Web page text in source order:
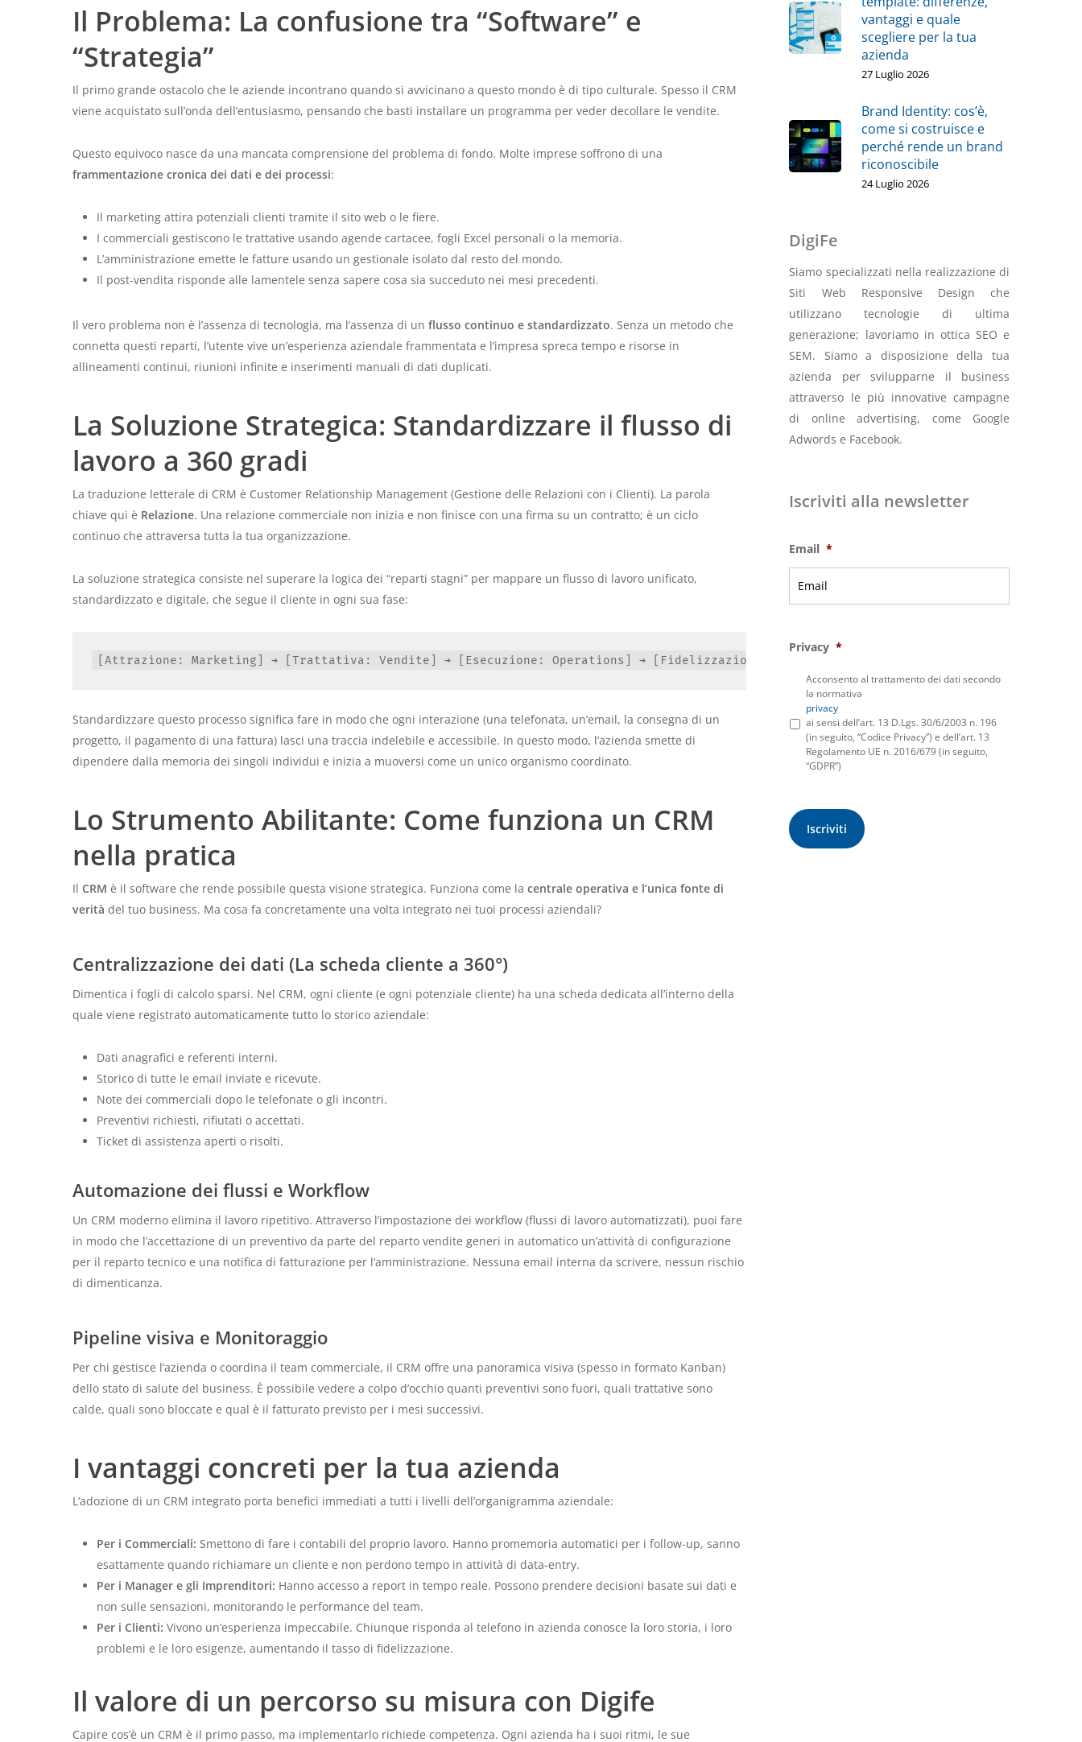
Il Problema: La confusione tra “Software” e
“Strategia”
Il primo grande ostacolo che le aziende incontrano quando si avvicinano a questo mondo è di tipo culturale. Spesso il CRM
viene acquistato sull’onda dell’entusiasmo, pensando che basti installare un programma per veder decollare le vendite.
Questo equivoco nasce da una mancata comprensione del problema di fondo. Molte imprese soffrono di una
frammentazione cronica dei dati e dei processi:
Il marketing attira potenziali clienti tramite il sito web o le fiere.
I commerciali gestiscono le trattative usando agende cartacee, fogli Excel personali o la memoria.
L’amministrazione emette le fatture usando un gestionale isolato dal resto del mondo.
Il post-vendita risponde alle lamentele senza sapere cosa sia succeduto nei mesi precedenti.
Il vero problema non è l’assenza di tecnologia, ma l’assenza di un flusso continuo e standardizzato. Senza un metodo che
connetta questi reparti, l’utente vive un’esperienza aziendale frammentata e l’impresa spreca tempo e risorse in
allineamenti continui, riunioni infinite e inserimenti manuali di dati duplicati.
La Soluzione Strategica: Standardizzare il flusso di
lavoro a 360 gradi
La traduzione letterale di CRM è Customer Relationship Management (Gestione delle Relazioni con i Clienti). La parola
chiave qui è Relazione. Una relazione commerciale non inizia e non finisce con una firma su un contratto; è un ciclo
continuo che attraversa tutta la tua organizzazione.
La soluzione strategica consiste nel superare la logica dei “reparti stagni” per mappare un flusso di lavoro unificato,
standardizzato e digitale, che segue il cliente in ogni sua fase:
Standardizzare questo processo significa fare in modo che ogni interazione (una telefonata, un’email, la consegna di un
progetto, il pagamento di una fattura) lasci una traccia indelebile e accessibile. In questo modo, l’azienda smette di
dipendere dalla memoria dei singoli individui e inizia a muoversi come un unico organismo coordinato.
Lo Strumento Abilitante: Come funziona un CRM
nella pratica
Il CRM è il software che rende possibile questa visione strategica. Funziona come la centrale operativa e l’unica fonte di
verità del tuo business. Ma cosa fa concretamente una volta integrato nei tuoi processi aziendali?
Centralizzazione dei dati (La scheda cliente a 360°)
Dimentica i fogli di calcolo sparsi. Nel CRM, ogni cliente (e ogni potenziale cliente) ha una scheda dedicata all’interno della
quale viene registrato automaticamente tutto lo storico aziendale:
Dati anagrafici e referenti interni.
Storico di tutte le email inviate e ricevute.
Note dei commerciali dopo le telefonate o gli incontri.
Preventivi richiesti, rifiutati o accettati.
Ticket di assistenza aperti o risolti.
Automazione dei flussi e Workflow
Un CRM moderno elimina il lavoro ripetitivo. Attraverso l’impostazione dei workflow (flussi di lavoro automatizzati), puoi fare
in modo che l’accettazione di un preventivo da parte del reparto vendite generi in automatico un’attività di configurazione
per il reparto tecnico e una notifica di fatturazione per l’amministrazione. Nessuna email interna da scrivere, nessun rischio
di dimenticanza.
Pipeline visiva e Monitoraggio
Per chi gestisce l’azienda o coordina il team commerciale, il CRM offre una panoramica visiva (spesso in formato Kanban)
dello stato di salute del business. È possibile vedere a colpo d’occhio quanti preventivi sono fuori, quali trattative sono
calde, quali sono bloccate e qual è il fatturato previsto per i mesi successivi.
I vantaggi concreti per la tua azienda
L’adozione di un CRM integrato porta benefici immediati a tutti i livelli dell’organigramma aziendale:
Per i Commerciali: Smettono di fare i contabili del proprio lavoro. Hanno promemoria automatici per i follow-up, sanno
esattamente quando richiamare un cliente e non perdono tempo in attività di data-entry.
Per i Manager e gli Imprenditori: Hanno accesso a report in tempo reale. Possono prendere decisioni basate sui dati e
non sulle sensazioni, monitorando le performance del team.
Per i Clienti: Vivono un’esperienza impeccabile. Chiunque risponda al telefono in azienda conosce la loro storia, i loro
problemi e le loro esigenze, aumentando il tasso di fidelizzazione.
Il valore di un percorso su misura con Digife
Capire cos’è un CRM è il primo passo, ma implementarlo richiede competenza. Ogni azienda ha i suoi ritmi, le sue
vantaggi e quale
scegliere per la tua
azienda
27 Luglio 2026
Brand Identity: cos’è,
come si costruisce e
perché rende un brand
riconoscibile
24 Luglio 2026
DigiFe
Siamo specializzati nella realizzazione di
Siti Web Responsive Design che
utilizzano tecnologie di ultima
generazione; lavoriamo in ottica SEO e
SEM. Siamo a disposizione della tua
azienda per svilupparne il business
attraverso le più innovative campagne
di online advertising, come Google
Adwords e Facebook.
Iscriviti alla newsletter
Email *
Privacy *
Acconsento al trattamento dei dati secondo
la normativa
privacy
ai sensi dell’art. 13 D.Lgs. 30/6/2003 n. 196
(in seguito, “Codice Privacy”) e dell’art. 13
Regolamento UE n. 2016/679 (in seguito,
“GDPR”)